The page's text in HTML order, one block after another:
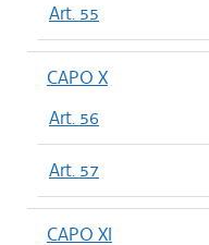
Art. 55
CAPO X
Art. 56
Art. 57
CAPO XI